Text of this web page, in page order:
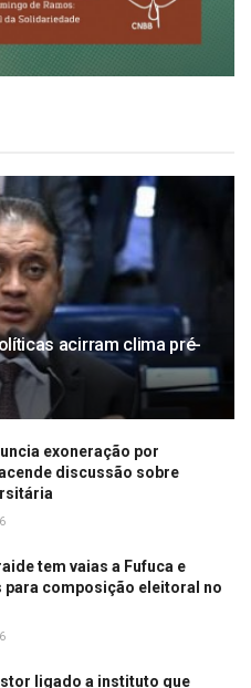
acirram clima pré-
exoneração por
discussão sobre
tem vaias a Fufuca e
para composição eleitoral no
ligado a instituto que